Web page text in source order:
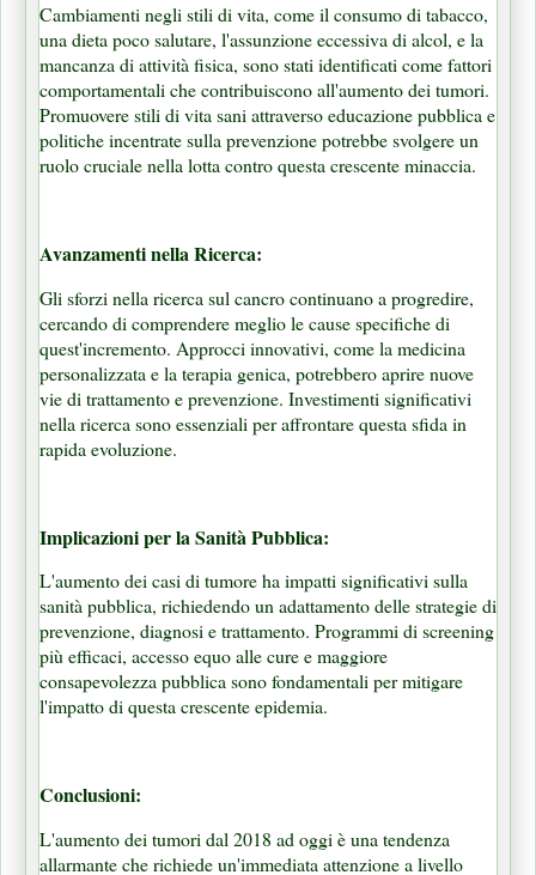
Cambiamenti negli stili di vita, come il consumo di tabacco,
una dieta poco salutare, l'assunzione eccessiva di alcol, e la
mancanza di attività fisica, sono stati identificati come fattori
comportamentali che contribuiscono all'aumento dei tumori.
Promuovere stili di vita sani attraverso educazione pubblica e
politiche incentrate sulla prevenzione potrebbe svolgere un
ruolo cruciale nella lotta contro questa crescente minaccia.
Avanzamenti nella Ricerca:
Gli sforzi nella ricerca sul cancro continuano a progredire,
cercando di comprendere meglio le cause specifiche di
quest'incremento. Approcci innovativi, come la medicina
personalizzata e la terapia genica, potrebbero aprire nuove
vie di trattamento e prevenzione. Investimenti significativi
nella ricerca sono essenziali per affrontare questa sfida in
rapida evoluzione.
Implicazioni per la Sanità Pubblica:
L'aumento dei casi di tumore ha impatti significativi sulla
sanità pubblica, richiedendo un adattamento delle strategie di
prevenzione, diagnosi e trattamento. Programmi di screening
più efficaci, accesso equo alle cure e maggiore
consapevolezza pubblica sono fondamentali per mitigare
l'impatto di questa crescente epidemia.
Conclusioni:
L'aumento dei tumori dal 2018 ad oggi è una tendenza
allarmante che richiede un'immediata attenzione a livello